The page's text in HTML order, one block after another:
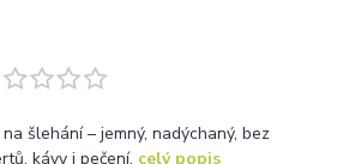
šlehání – jemný, nadýchaný, bez
kávy i pečení. celý popis